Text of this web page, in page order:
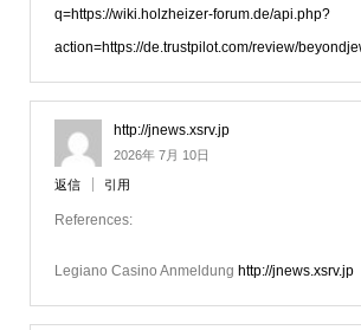
q=https://wiki.holzheizer-forum.de/api.php?
action=https://de.trustpilot.com/review/
http://jnews.xsrv.jp
2026年 7月 10日
返信 引用
References:
Legiano Casino Anmeldung http://jnews.xsrv.jp